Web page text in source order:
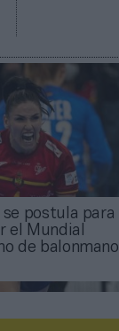
se postula para
el Mundial
de balonmano